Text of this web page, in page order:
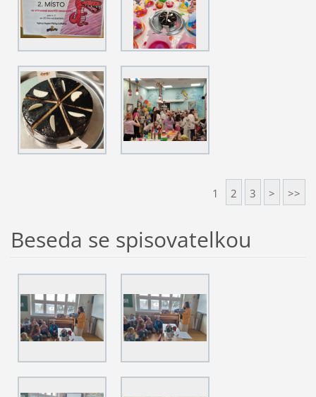
1 2 3 > >>
Beseda se spisovatelkou